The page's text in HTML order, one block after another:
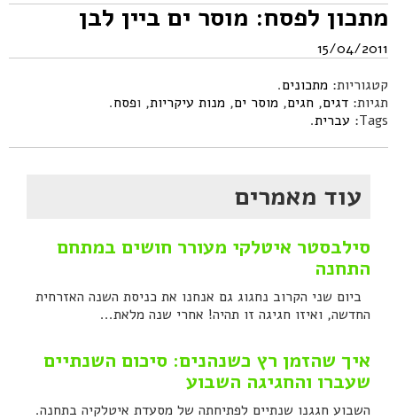
מתכון לפסח: מוסר ים ביין לבן
15/04/2011
קטגוריות: מתכונים.
תגיות: דגים, חגים, מוסר ים, מנות עיקריות, ופסח.
Tags: עברית.
עוד מאמרים
סילבסטר איטלקי מעורר חושים במתחם
התחנה
ביום שני הקרוב נחגוג גם אנחנו את כניסת השנה האזרחית
החדשה, ואיזו חגיגה זו תהיה! אחרי שנה מלאת...
איך שהזמן רץ כשנהנים: סיכום השנתיים
שעברו והחגיגה השבוע
השבוע חגגנו שנתיים לפתיחתה של מסעדת איטלקיה בתחנה.